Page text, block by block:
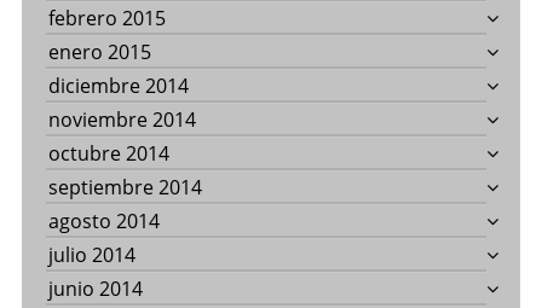
febrero 2015
enero 2015
diciembre 2014
noviembre 2014
octubre 2014
septiembre 2014
agosto 2014
julio 2014
junio 2014